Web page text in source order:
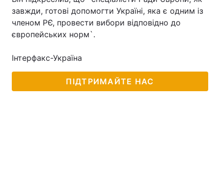
завжди, готові допомогти Україні, яка є одним із
членом РЄ, провести вибори відповідно до
європейських норм`.
Інтерфакс-Україна
ПІДТРИМАЙТЕ НАС